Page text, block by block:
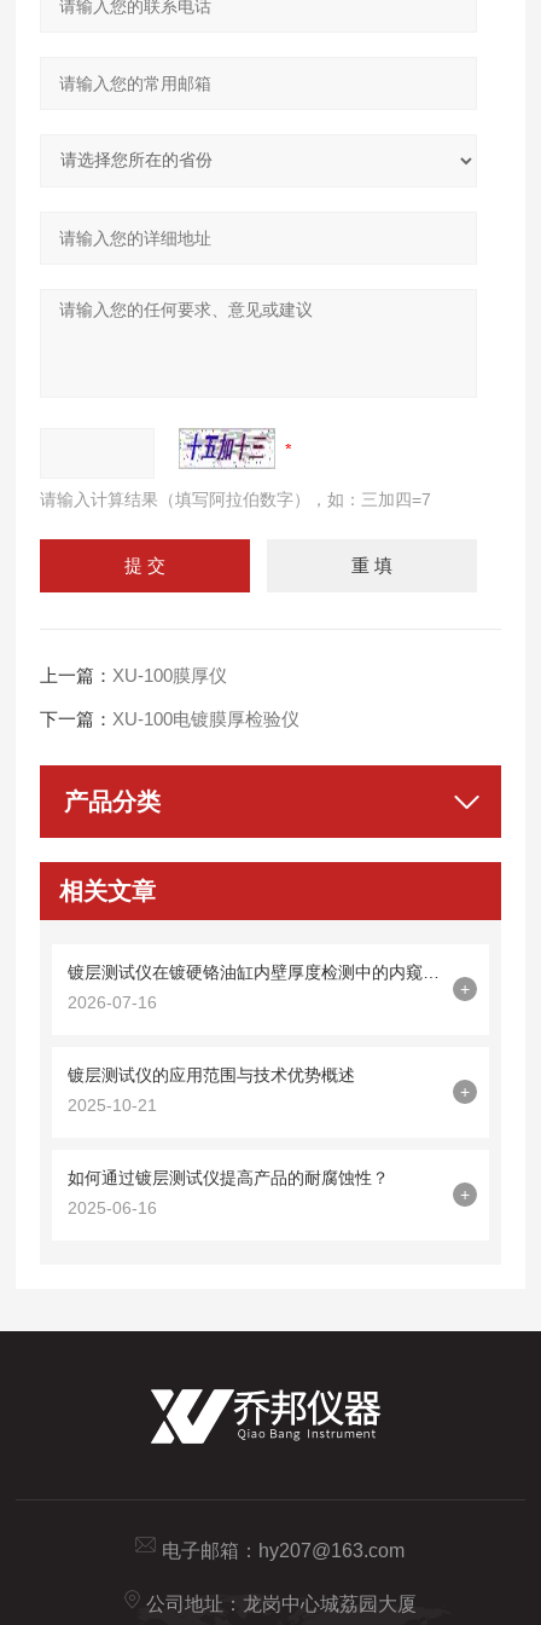
请输入计算结果（填写阿拉伯数字），如：三加四=7
上一篇： XU-100膜厚仪
下一篇： XU-100电镀膜厚检验仪
产品分类
相关文章
2026-07-16
+
镀层测试仪的应用范围与技术优势概述
2025-10-21
+
如何通过镀层测试仪提高产品的耐腐蚀性？
2025-06-16
+
电子邮箱： hy207@163.com
公司地址：龙岗中心城荔园大厦